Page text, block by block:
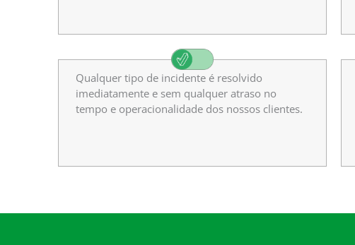
Qualquer tipo de incidente é resolvido
imediatamente e sem qualquer atraso no
tempo e operacionalidade dos nossos clientes.